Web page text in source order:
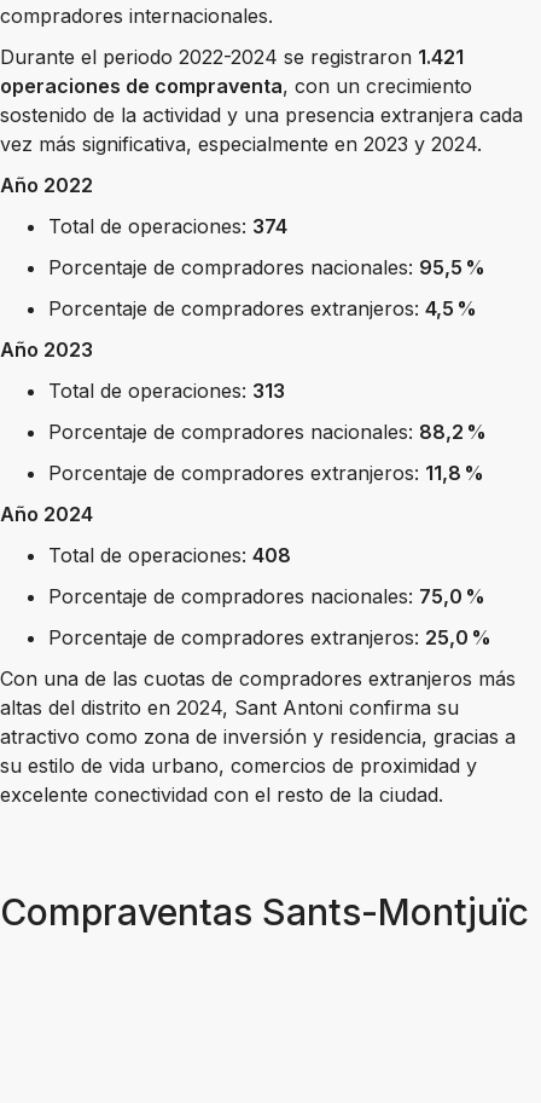
compradores internacionales.
Durante el periodo 2022-2024 se registraron 1.421
operaciones de compraventa, con un crecimiento
sostenido de la actividad y una presencia extranjera cada
vez más significativa, especialmente en 2023 y 2024.
Año 2022
Total de operaciones: 374
Porcentaje de compradores nacionales: 95,5 %
Porcentaje de compradores extranjeros: 4,5 %
Año 2023
Total de operaciones: 313
Porcentaje de compradores nacionales: 88,2 %
Porcentaje de compradores extranjeros: 11,8 %
Año 2024
Total de operaciones: 408
Porcentaje de compradores nacionales: 75,0 %
Porcentaje de compradores extranjeros: 25,0 %
Con una de las cuotas de compradores extranjeros más
altas del distrito en 2024, Sant Antoni confirma su
atractivo como zona de inversión y residencia, gracias a
su estilo de vida urbano, comercios de proximidad y
excelente conectividad con el resto de la ciudad.
Compraventas Sants-Montjuïc